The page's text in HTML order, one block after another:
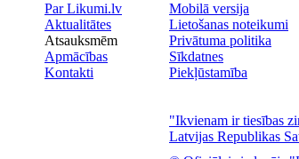
Par Likumi.lv
Aktualitātes
Atsauksmēm
Apmācības
Kontakti
Mobilā versija
Lietošanas noteikumi
Privātuma politika
Sīkdatnes
Piekļūstamība
"Ikvienam ir tiesības
Latvijas Republikas